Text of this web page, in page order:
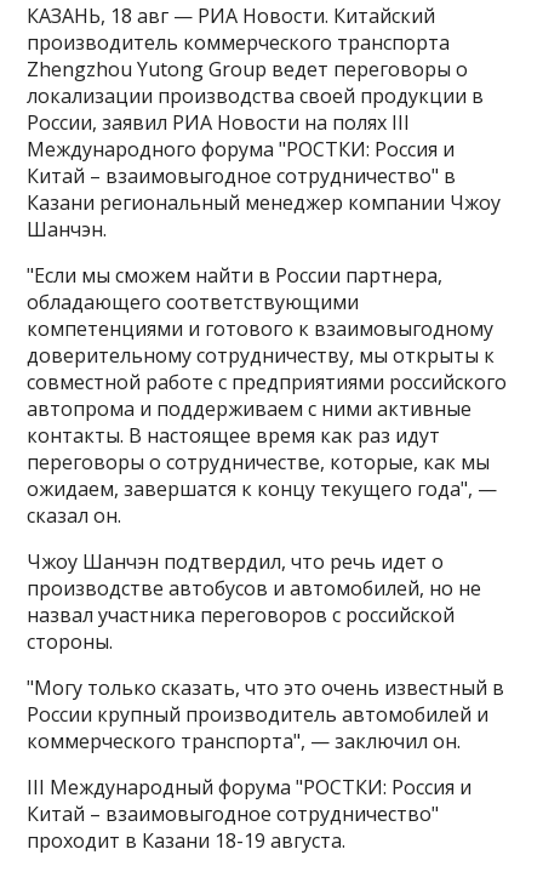
КАЗАНЬ, 18 авг — РИА Новости. Китайский
производитель коммерческого транспорта
Zhengzhou Yutong Group ведет переговоры о
локализации производства своей продукции в
России, заявил РИА Новости на полях III
Международного форума "РОСТКИ: Россия и
Китай – взаимовыгодное сотрудничество" в
Казани региональный менеджер компании Чжоу
Шанчэн.
"Если мы сможем найти в России партнера,
обладающего соответствующими
компетенциями и готового к взаимовыгодному
доверительному сотрудничеству, мы открыты к
совместной работе с предприятиями российского
автопрома и поддерживаем с ними активные
контакты​​​. В настоящее время как раз идут
переговоры о сотрудничестве, которые, как мы
ожидаем, завершатся к концу текущего года", —
сказал он.
Чжоу Шанчэн подтвердил, что речь идет о
производстве автобусов и автомобилей, но не
назвал участника переговоров с российской
стороны.
"Могу только сказать, что это очень известный в
России крупный производитель автомобилей и
коммерческого транспорта", — заключил он.
III Международный форума "РОСТКИ: Россия и
Китай – взаимовыгодное сотрудничество"
проходит в Казани 18-19 августа.